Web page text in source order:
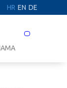
HR EN DE
Prebaci